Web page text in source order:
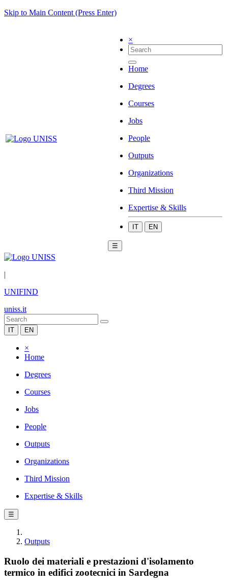
Skip to Main Content (Press Enter)
×
Home
Degrees
Courses
Jobs
People
Outputs
Organizations
Third Mission
Expertise & Skills
IT EN
☰
|
UNIFIND
uniss.it
IT EN
×
Home
Degrees
Courses
Jobs
People
Outputs
Organizations
Third Mission
Expertise & Skills
☰
Outputs
Ruolo dei materiali e prestazioni d'isolamento
termico in edifici zootecnici in Sardegna